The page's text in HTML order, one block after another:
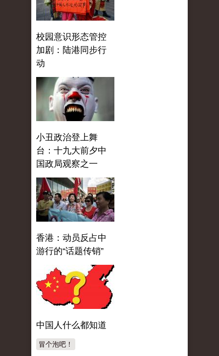
校园意识形态管控
加剧：陆港同步行
动
小丑政治登上舞
台：十九大前夕中
国政局观察之一
香港：动员反占中
游行的“话题传销”
中国人什么都知道
冒个泡吧！